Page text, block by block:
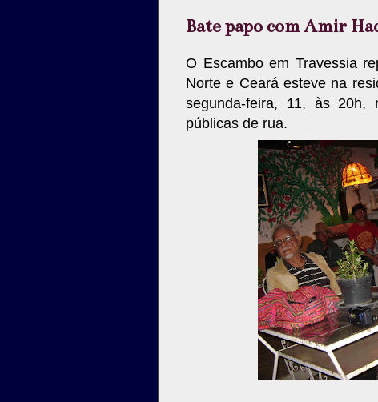
Bate papo com Amir
O Escambo em Travessia
Norte e Ceará esteve na
segunda-feira, 11, às
públicas de rua.